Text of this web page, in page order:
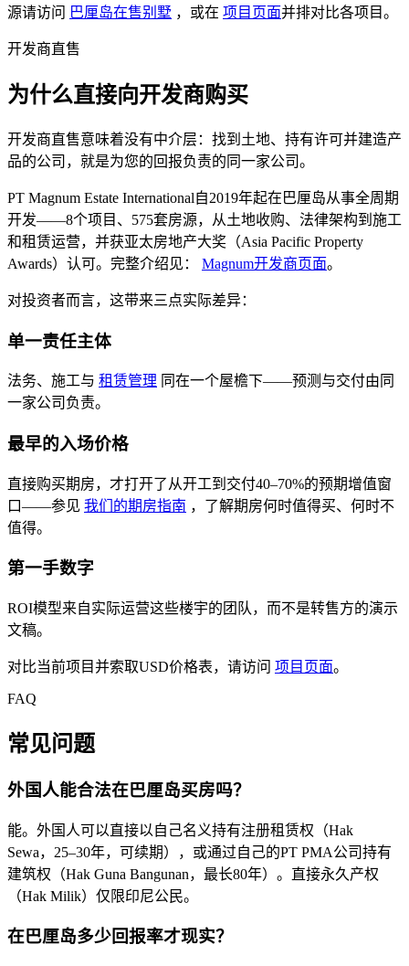
源请访问 巴厘岛在售别墅 ，或在 项目页面并排对比各项目。
开发商直售
为什么直接向开发商购买
开发商直售意味着没有中介层：找到土地、持有许可并建造产
品的公司，就是为您的回报负责的同一家公司。
PT Magnum Estate International自2019年起在巴厘岛从事全周期
开发——8个项目、575套房源，从土地收购、法律架构到施工
和租赁运营，并获亚太房地产大奖（Asia Pacific Property
Awards）认可。完整介绍见： Magnum开发商页面。
对投资者而言，这带来三点实际差异：
单一责任主体
法务、施工与 租赁管理 同在一个屋檐下——预测与交付由同
一家公司负责。
最早的入场价格
直接购买期房，才打开了从开工到交付40–70%的预期增值窗
口——参见 我们的期房指南 ，了解期房何时值得买、何时不
值得。
第一手数字
ROI模型来自实际运营这些楼宇的团队，而不是转售方的演示
文稿。
对比当前项目并索取USD价格表，请访问 项目页面。
FAQ
常见问题
外国人能合法在巴厘岛买房吗？
能。外国人可以直接以自己名义持有注册租赁权（Hak
Sewa，25–30年，可续期），或通过自己的PT PMA公司持有
建筑权（Hak Guna Bangunan，最长80年）。直接永久产权
（Hak Milik）仅限印尼公民。
在巴厘岛多少回报率才现实？